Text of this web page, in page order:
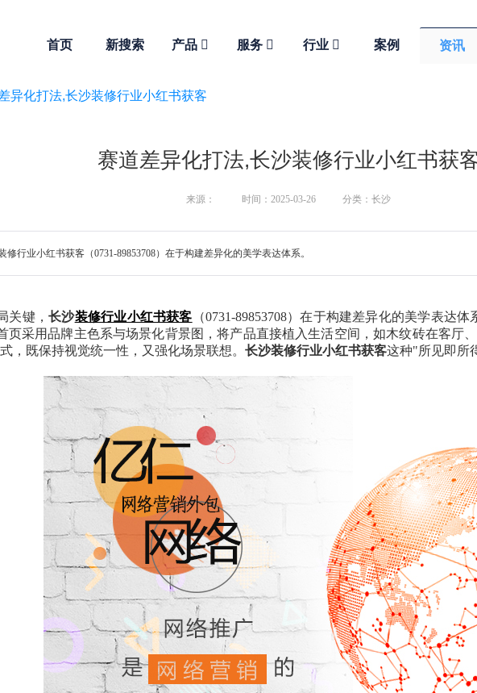
首页 新搜索 产品 服务 行业 案例 资讯
赛道差异化打法,长沙装修行业小红书获
来源： 时间：2025-03-26 分类：长沙
行业小红书获客（0731-89853708）在于构建差异化的美学表达体系。
关键，长沙装修行业小红书获客 （0731-89853708）在于构建差异化的美学表达
页采用品牌主色系与场景化背景图，将产品直接植入生活空间，如木纹砖在客厅
，既保持视觉统一性，又强化场景联想。 长沙装修行业小红书获客这种"所见即所
异化打法,长沙装修行业小红书获客